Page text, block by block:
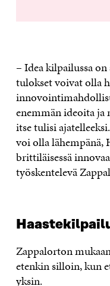
– Idea kilpailussa
tulokset voivat olla
enemmän ideoita ja
itse tulisi
voi olla lähempänä,
brittiläisessä
työskentelevä
Zappalorton
etenkin silloin, kun
yksin.